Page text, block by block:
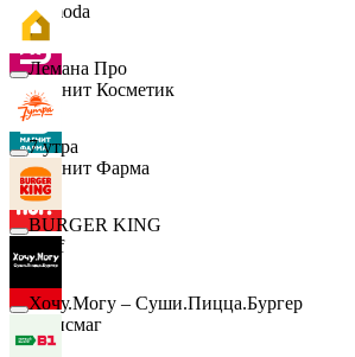
Lamoda
Магнит Косметик
Магнит Фарма
Hoff
Офисмаг
Лемана Про
7 утра
BURGER KING
Хочу.Могу – Суши.Пицца.Бургер